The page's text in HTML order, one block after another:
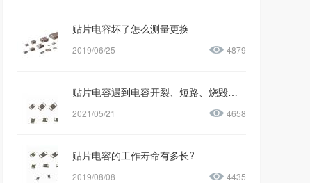
贴片电容坏了怎么测量更换
2019/06/25 4879
贴片电容遇到电容开裂、短路、烧毁的原因是什么
2021/05/21 4658
贴片电容的工作寿命有多长?
2019/08/08 4435